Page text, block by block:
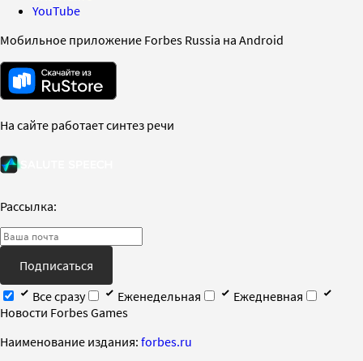
YouTube
Мобильное приложение Forbes Russia на Android
На сайте работает синтез речи
Рассылка:
Подписаться
Все сразу
Еженедельная
Ежедневная
Новости Forbes Games
Наименование издания: forbes.ru